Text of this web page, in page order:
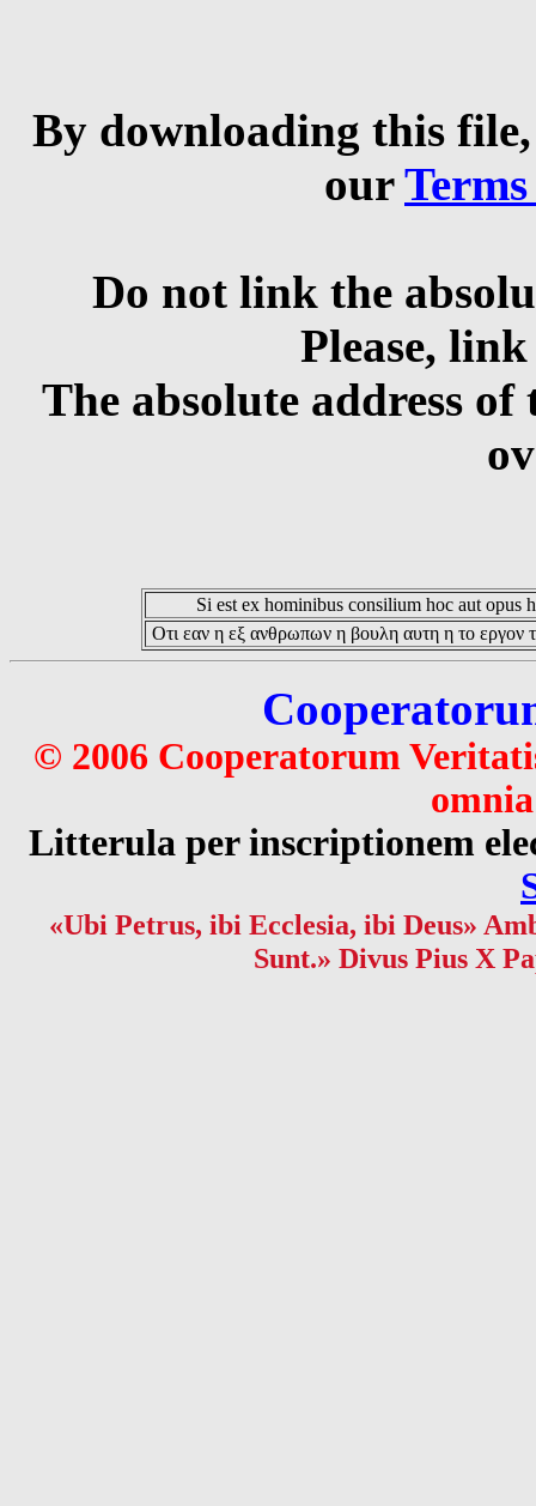
By downloading this
our
Do not link the
Please,
The absolute address
Si est ex hominibus consilium hoc aut opus
Οτι εαν η εξ ανθρωπων η βουλη αυτη η το εργον
© 2006 Cooperatorum
Litterula per inscriptionem
«Ubi Petrus, ibi Ecclesia, ibi Deus»
Sunt.» Divus Pius X